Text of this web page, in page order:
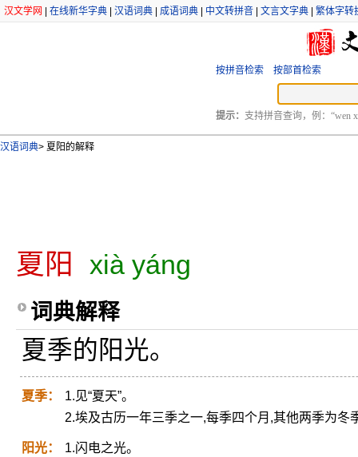
汉文学网 在线新华字典 汉语词典 成语词典 中文转拼音 文言文字典 繁体字转
按拼音检索 按部首检索
提示： 支持拼音查询，例：“wen
汉语词典> 夏阳的解释
夏阳 xià yáng
词典解释
夏季的阳光。
夏季：
1.见“夏天”。
2.埃及古历一年三季之一,每季四个月,其他两季为冬
阳光：
1.闪电之光。